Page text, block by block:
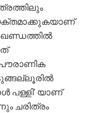
പള്ളി’ യാണ്
ചരിത്രം